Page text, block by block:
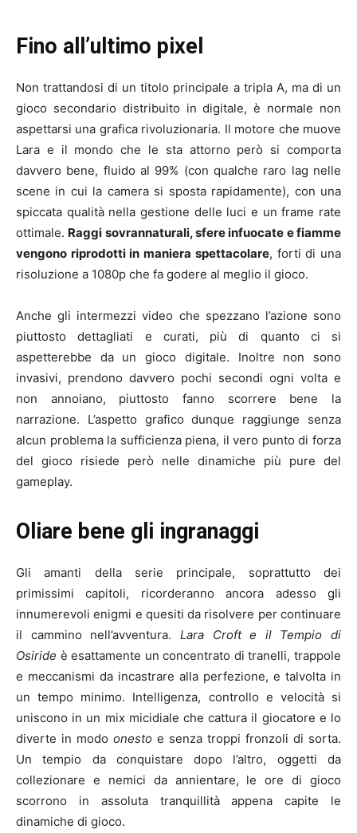
Fino all’ultimo pixel
Non trattandosi di un titolo principale a tripla A, ma di un
gioco secondario distribuito in digitale, è normale non
aspettarsi una grafica rivoluzionaria. Il motore che muove
Lara e il mondo che le sta attorno però si comporta
davvero bene, fluido al 99% (con qualche raro lag nelle
scene in cui la camera si sposta rapidamente), con una
spiccata qualità nella gestione delle luci e un frame rate
ottimale. Raggi sovrannaturali, sfere infuocate e fiamme
vengono riprodotti in maniera spettacolare, forti di una
risoluzione a 1080p che fa godere al meglio il gioco.
Anche gli intermezzi video che spezzano l’azione sono
piuttosto dettagliati e curati, più di quanto ci si
aspetterebbe da un gioco digitale. Inoltre non sono
invasivi, prendono davvero pochi secondi ogni volta e
non annoiano, piuttosto fanno scorrere bene la
narrazione. L’aspetto grafico dunque raggiunge senza
alcun problema la sufficienza piena, il vero punto di forza
del gioco risiede però nelle dinamiche più pure del
gameplay.
Oliare bene gli ingranaggi
Gli amanti della serie principale, soprattutto dei
primissimi capitoli, ricorderanno ancora adesso gli
innumerevoli enigmi e quesiti da risolvere per continuare
il cammino nell’avventura. Lara Croft e il Tempio di
Osiride è esattamente un concentrato di tranelli, trappole
e meccanismi da incastrare alla perfezione, e talvolta in
un tempo minimo. Intelligenza, controllo e velocità si
uniscono in un mix micidiale che cattura il giocatore e lo
diverte in modo onesto e senza troppi fronzoli di sorta.
Un tempio da conquistare dopo l’altro, oggetti da
collezionare e nemici da annientare, le ore di gioco
scorrono in assoluta tranquillità appena capite le
dinamiche di gioco.